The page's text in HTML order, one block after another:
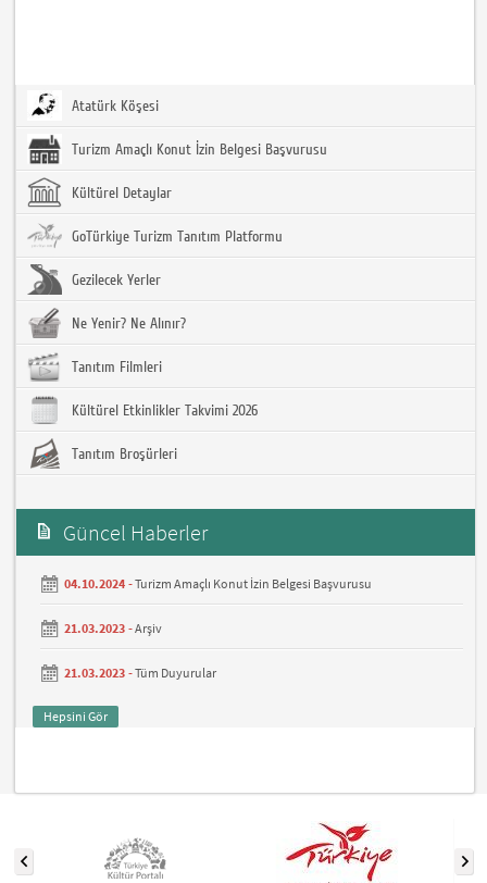
Atatürk Köşesi
Turizm Amaçlı Konut İzin Belgesi Başvurusu
Kültürel Detaylar
GoTürkiye Turizm Tanıtım Platformu
Gezilecek Yerler
Ne Yenir? Ne Alınır?
Tanıtım Filmleri
Kültürel Etkinlikler Takvimi 2026
Tanıtım Broşürleri
Güncel Haberler
04.10.2024 -Turizm Amaçlı Konut İzin Belgesi Başvurusu
21.03.2023 -Arşiv
21.03.2023 -Tüm Duyurular
Hepsini Gör